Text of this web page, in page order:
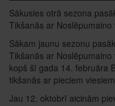
Sākusies otrā sezona
Tikšanās ar Noslēpumaino
Sākam jaunu sezonu
Tikšanās ar Noslēpumaino
kopš šī gada 14. februāra
tikšanās ar pieciem viesiem.
Jau 12. oktobrī aicinām